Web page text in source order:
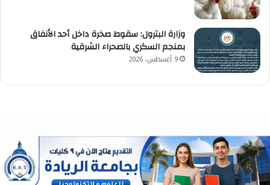
وزارة البترول: سقوط صخرة داخل أحد الأنفاق
بمنجم السكري بالصحراء الشرقية
9 أغسطس، 2026